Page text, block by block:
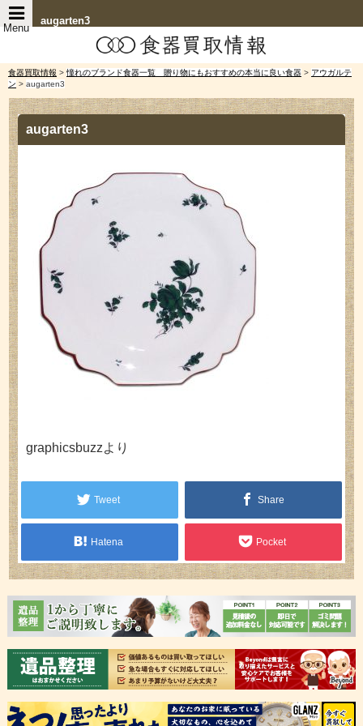
augarten3
Menu
食器買取情報 > 憧れのブランド食器一覧 贈り物にもおすすめの本当に良い食器 > アウガルテ
ン > augarten3
augarten3
graphicsbuzzより
Tweet Share
Hatena Pocket